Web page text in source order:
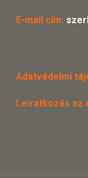
E-mail cím:
Adatvédelmi
Leiratkozás az